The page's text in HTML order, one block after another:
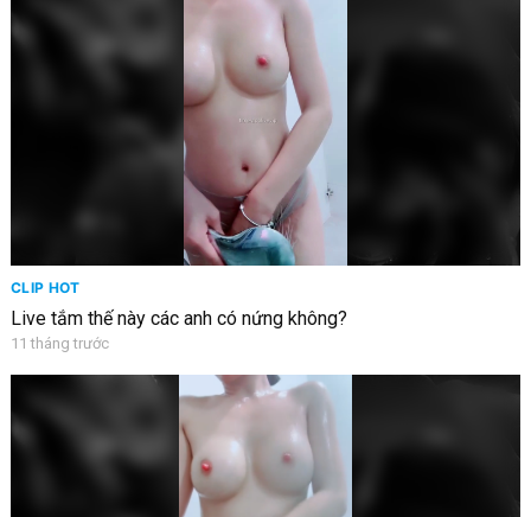
CLIP HOT
Live tắm thế này các anh có nứng không?
11 tháng trước